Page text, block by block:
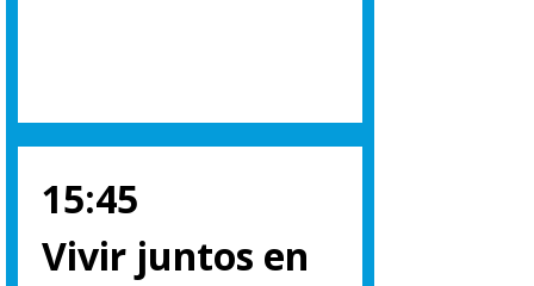
15:45
Vivir juntos en